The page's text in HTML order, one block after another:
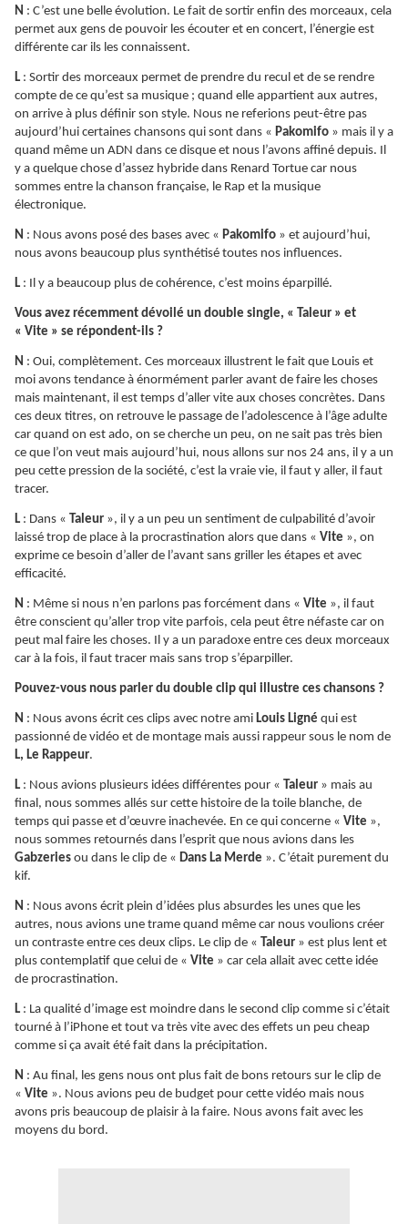
N : C’est une belle évolution. Le fait de sortir enfin des morceaux, cela
permet aux gens de pouvoir les écouter et en concert, l’énergie est
différente car ils les connaissent.
L : Sortir des morceaux permet de prendre du recul et de se rendre
compte de ce qu’est sa musique ; quand elle appartient aux autres,
on arrive à plus définir son style. Nous ne referions peut-être pas
aujourd’hui certaines chansons qui sont dans « Pakomifo » mais il y a
quand même un ADN dans ce disque et nous l’avons affiné depuis. Il
y a quelque chose d’assez hybride dans Renard Tortue car nous
sommes entre la chanson française, le Rap et la musique
électronique.
N : Nous avons posé des bases avec « Pakomifo » et aujourd’hui,
nous avons beaucoup plus synthétisé toutes nos influences.
L : Il y a beaucoup plus de cohérence, c’est moins éparpillé.
Vous avez récemment dévoilé un double single, « Taleur » et
« Vite » se répondent-ils ?
N : Oui, complètement. Ces morceaux illustrent le fait que Louis et
moi avons tendance à énormément parler avant de faire les choses
mais maintenant, il est temps d’aller vite aux choses concrètes. Dans
ces deux titres, on retrouve le passage de l’adolescence à l’âge adulte
car quand on est ado, on se cherche un peu, on ne sait pas très bien
ce que l’on veut mais aujourd’hui, nous allons sur nos 24 ans, il y a un
peu cette pression de la société, c’est la vraie vie, il faut y aller, il faut
tracer.
L : Dans « Taleur », il y a un peu un sentiment de culpabilité d’avoir
laissé trop de place à la procrastination alors que dans « Vite », on
exprime ce besoin d’aller de l’avant sans griller les étapes et avec
efficacité.
N : Même si nous n’en parlons pas forcément dans « Vite », il faut
être conscient qu’aller trop vite parfois, cela peut être néfaste car on
peut mal faire les choses. Il y a un paradoxe entre ces deux morceaux
car à la fois, il faut tracer mais sans trop s’éparpiller.
Pouvez-vous nous parler du double clip qui illustre ces chansons ?
N : Nous avons écrit ces clips avec notre ami Louis Ligné qui est
passionné de vidéo et de montage mais aussi rappeur sous le nom de
L, Le Rappeur.
L : Nous avions plusieurs idées différentes pour « Taleur » mais au
final, nous sommes allés sur cette histoire de la toile blanche, de
temps qui passe et d’œuvre inachevée. En ce qui concerne « Vite »,
nous sommes retournés dans l’esprit que nous avions dans les
Gabzeries ou dans le clip de « Dans La Merde ». C’était purement du
kif.
N : Nous avons écrit plein d’idées plus absurdes les unes que les
autres, nous avions une trame quand même car nous voulions créer
un contraste entre ces deux clips. Le clip de « Taleur » est plus lent et
plus contemplatif que celui de « Vite » car cela allait avec cette idée
de procrastination.
L : La qualité d’image est moindre dans le second clip comme si c’était
tourné à l’iPhone et tout va très vite avec des effets un peu cheap
comme si ça avait été fait dans la précipitation.
N : Au final, les gens nous ont plus fait de bons retours sur le clip de
« Vite ». Nous avions peu de budget pour cette vidéo mais nous
avons pris beaucoup de plaisir à la faire. Nous avons fait avec les
moyens du bord.